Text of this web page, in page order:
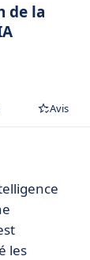
de la
Avis
les